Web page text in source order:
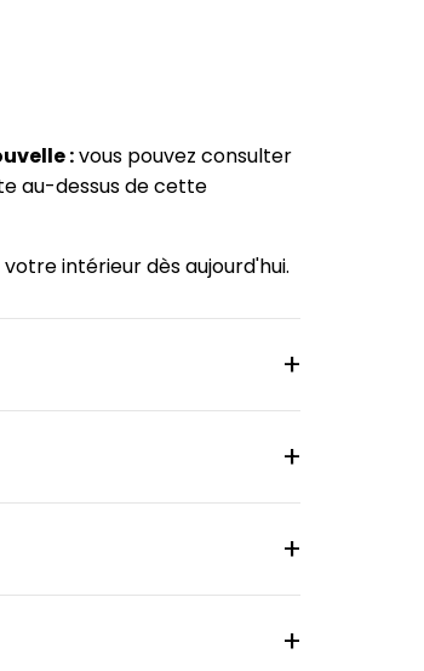
:vous pouvez consulter
au-dessus de cette
intérieur dès aujourd'hui.